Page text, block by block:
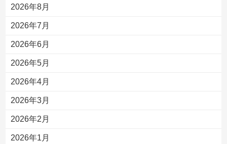
2026年8月
2026年7月
2026年6月
2026年5月
2026年4月
2026年3月
2026年2月
2026年1月